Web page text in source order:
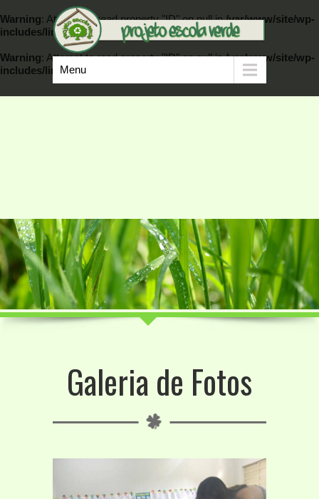
Warning: Attempt to read property "ID" on null in/var/www/site/wp-
includes/link-template.phpon line389
Warning: Attempt to read property "ID" on null in/var/www/site/wp-
includes/link-template.php
Menu
Galeria de Fotos